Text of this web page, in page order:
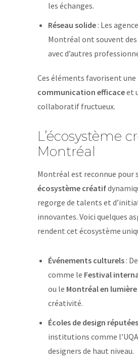
les échanges.
Réseau solide: Les
Montréal ont souvent
avec d’autres
Ces éléments favorisent une
communication efficaceet
collaboratif fructueux.
L’écosystème
Montréal
Montréal est reconnue pour
écosystème créatif
regorge de talents et
innovantes. Voici quelques
rendent cet écosystème
Événements culturels:
comme le Festival
ou le Montréal en lumière
créativité.
Écoles de design réputées
institutions comme
designers de haut niveau.